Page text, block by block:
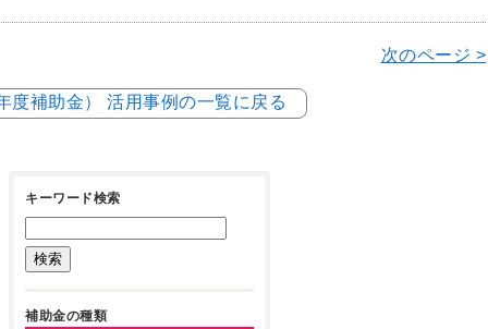
次のページ >
度補助金） 活用事例の一覧に戻る
キーワード検索
補助金の種類